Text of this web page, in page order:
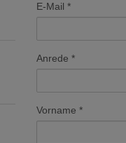
E-Mail
Anrede
Vorname